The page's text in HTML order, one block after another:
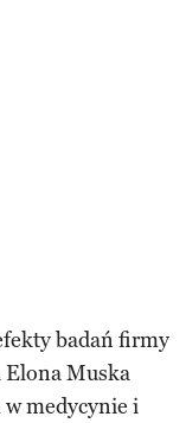
badań firmy
Elona Muska
w medycynie i